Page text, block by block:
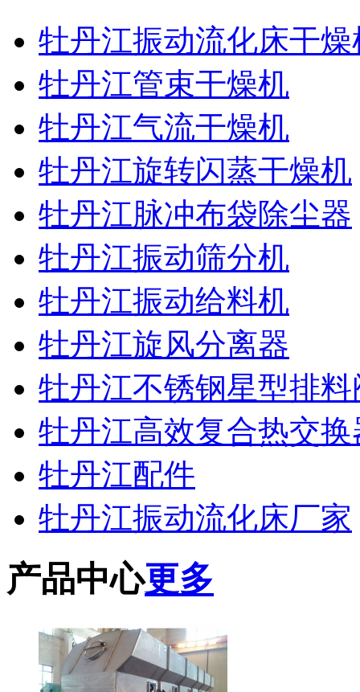
牡丹江振动流化床干燥
牡丹江管束干燥机
牡丹江气流干燥机
牡丹江旋转闪蒸干燥机
牡丹江脉冲布袋除尘器
牡丹江振动筛分机
牡丹江振动给料机
牡丹江旋风分离器
牡丹江不锈钢星型排料
牡丹江高效复合热交换
牡丹江配件
牡丹江振动流化床厂家
产品中心更多